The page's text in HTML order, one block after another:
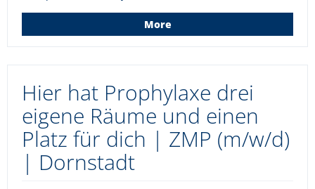
More
Hier hat Prophylaxe drei
eigene Räume und einen
Platz für dich | ZMP (m/w/d)
| Dornstadt